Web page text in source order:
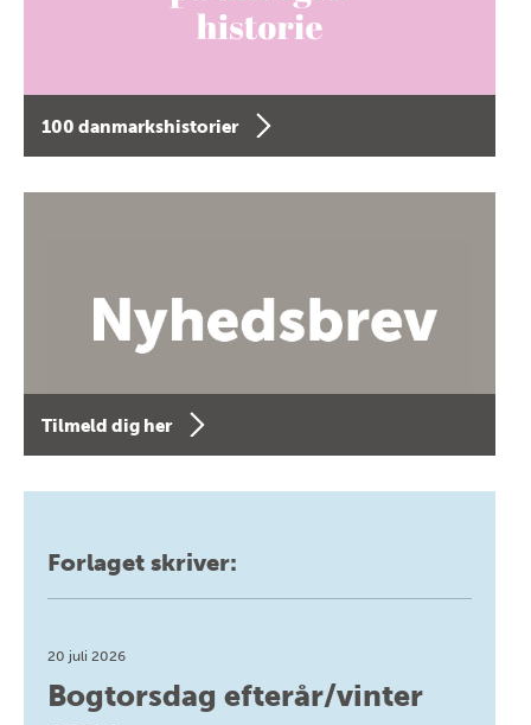
100 danmarkshistorier
Tilmeld dig her
Forlaget skriver:
20 juli 2026
Bogtorsdag efterår/vinter